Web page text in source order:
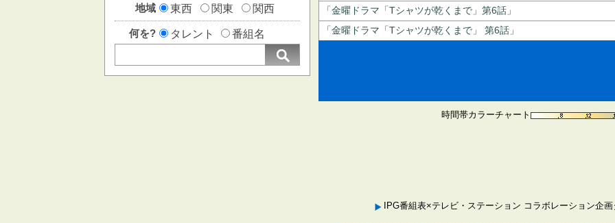
地域 東西 関東 関西
何を? タレント 番組名
「金曜ドラマ「Tシャツが乾くまで」第6話」
「金曜ドラマ「Tシャツが乾くまで」 第6話」
時間帯カラーチャート
IPG番組表×テレビ・ステーション コラボレーション企